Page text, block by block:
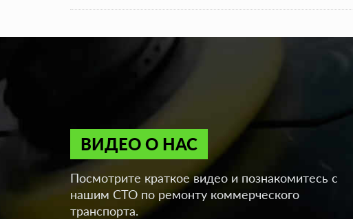
ВИДЕО О НАС
Посмотрите краткое видео и познакомитесь с
нашим СТО по ремонту коммерческого
транспорта.